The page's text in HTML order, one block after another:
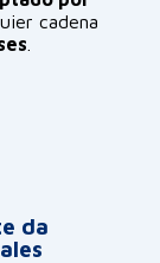
cadena
da